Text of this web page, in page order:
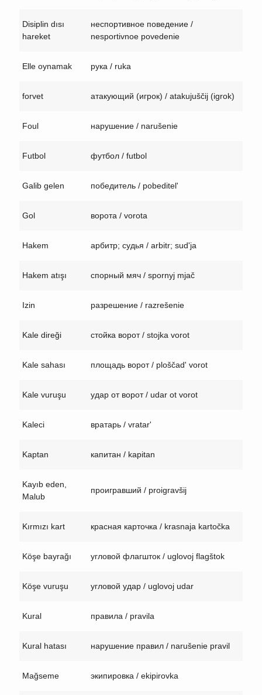
Disiplin dısı
hareket
неспортивное поведение /
nesportivnoe povedenie
Elle oynamak рука / ruka
forvet атакующий (игрок) / atakujuščij (igrok)
Foul нарушение / narušenie
Futbol футбол / futbol
Galib gelen победитель / pobeditel'
Gol ворота / vorota
Hakem арбитр; судья / arbitr; sud'ja
Hakem atışı спорный мяч / spornyj mjač
Izin разрешение / razrešenie
Kale direği стойка ворот / stojka vorot
Kale sahası площадь ворот / ploščad' vorot
Kale vuruşu удар от ворот / udar ot vorot
Kaleci вратарь / vratar'
Kaptan капитан / kapitan
Kayıb eden,
Malub
проигравший / proigravšij
Kırmızı kart красная карточка / krasnaja kartočka
Köşe bayrağı угловой флагшток / uglovoj flagštok
Köşe vuruşu угловой удар / uglovoj udar
Kural правила / pravila
Kural hatası нарушение правил / narušenie pravil
Mağseme экипировка / ekipirovka